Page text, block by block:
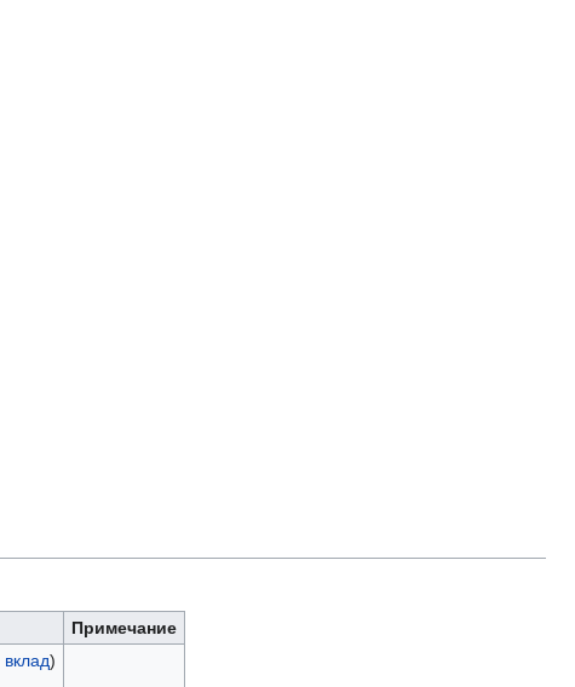
Примечание
вклад)